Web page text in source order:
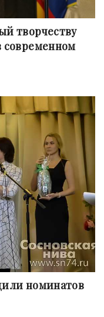
творчеству
современном
номинатов